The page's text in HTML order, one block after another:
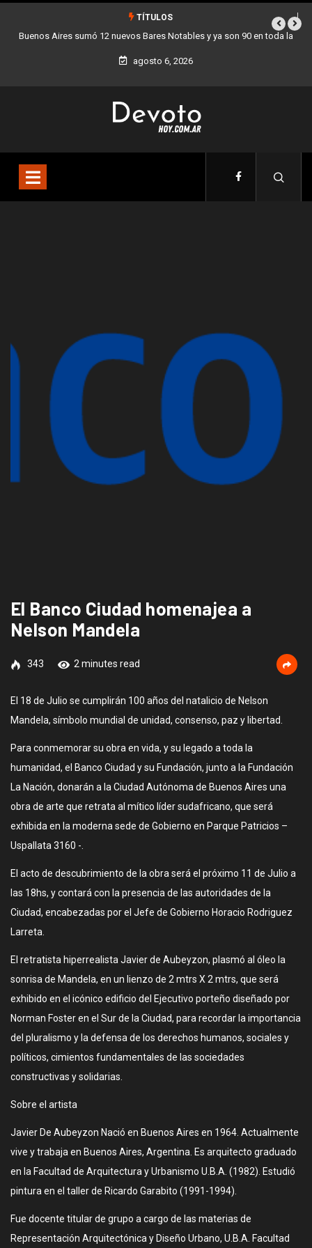
TÍTULOS
Buenos Aires sumó 12 nuevos Bares Notables y ya son 90 en toda la
Ciudad
agosto 6, 2026
El Banco Ciudad homenajea a
Nelson Mandela
343 2 minutes read
El 18 de Julio se cumplirán 100 años del natalicio de Nelson
Mandela, símbolo mundial de unidad, consenso, paz y libertad.
Para conmemorar su obra en vida, y su legado a toda la
humanidad, el Banco Ciudad y su Fundación, junto a la Fundación
La Nación, donarán a la Ciudad Autónoma de Buenos Aires una
obra de arte que retrata al mítico líder sudafricano, que será
exhibida en la moderna sede de Gobierno en Parque Patricios –
Uspallata 3160 -.
El acto de descubrimiento de la obra será el próximo 11 de Julio a
las 18hs, y contará con la presencia de las autoridades de la
Ciudad, encabezadas por el Jefe de Gobierno Horacio Rodriguez
Larreta.
El retratista hiperrealista Javier de Aubeyzon, plasmó al óleo la
sonrisa de Mandela, en un lienzo de 2 mtrs X 2 mtrs, que será
exhibido en el icónico edificio del Ejecutivo porteño diseñado por
Norman Foster en el Sur de la Ciudad, para recordar la importancia
del pluralismo y la defensa de los derechos humanos, sociales y
políticos, cimientos fundamentales de las sociedades
constructivas y solidarias.
Sobre el artista
Javier De Aubeyzon Nació en Buenos Aires en 1964. Actualmente
vive y trabaja en Buenos Aires, Argentina. Es arquitecto graduado
en la Facultad de Arquitectura y Urbanismo U.B.A. (1982). Estudió
pintura en el taller de Ricardo Garabito (1991-1994).
Fue docente titular de grupo a cargo de las materias de
Representación Arquitectónica y Diseño Urbano, U.B.A. Facultad